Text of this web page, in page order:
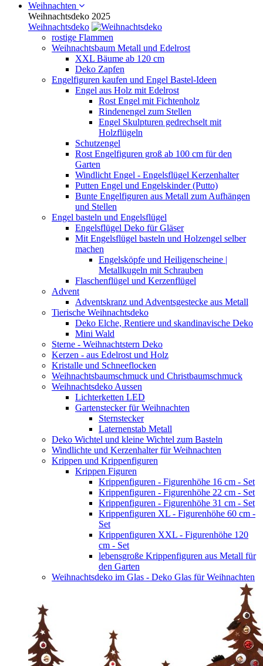
Weihnachten
Weihnachtsdeko 2025
Weihnachtsdeko
rostige Flammen
Weihnachtsbaum Metall und Edelrost
XXL Bäume ab 120 cm
Deko Zapfen
Engelfiguren kaufen und Engel Bastel-Ideen
Engel aus Holz mit Edelrost
Rost Engel mit Fichtenholz
Rindenengel zum Stellen
Engel Skulpturen gedrechselt mit
Holzflügeln
Schutzengel
Rost Engelfiguren groß ab 100 cm für den
Garten
Windlicht Engel - Engelsflügel Kerzenhalter
Putten Engel und Engelskinder (Putto)
Bunte Engelfiguren aus Metall zum Aufhängen
und Stellen
Engel basteln und Engelsflügel
Engelsflügel Deko für Gläser
Mit Engelsflügel basteln und Holzengel selber
machen
Engelsköpfe und Heiligenscheine |
Metallkugeln mit Schrauben
Flaschenflügel und Kerzenflügel
Advent
Adventskranz und Adventsgestecke aus Metall
Tierische Weihnachtsdeko
Deko Elche, Rentiere und skandinavische Deko
Mini Wald
Sterne - Weihnachtstern Deko
Kerzen - aus Edelrost und Holz
Kristalle und Schneeflocken
Weihnachtsbaumschmuck und Christbaumschmuck
Weihnachtsdeko Aussen
Lichterketten LED
Gartenstecker für Weihnachten
Sternstecker
Laternenstab Metall
Deko Wichtel und kleine Wichtel zum Basteln
Windlichte und Kerzenhalter für Weihnachten
Krippen und Krippenfiguren
Krippen Figuren
Krippenfiguren - Figurenhöhe 16 cm - Set
Krippenfiguren - Figurenhöhe 22 cm - Set
Krippenfiguren - Figurenhöhe 31 cm - Set
Krippenfiguren XL - Figurenhöhe 60 cm -
Set
Krippenfiguren XXL - Figurenhöhe 120
cm - Set
lebensgroße Krippenfiguren aus Metall für
den Garten
Weihnachtsdeko im Glas - Deko Glas für Weihnachten